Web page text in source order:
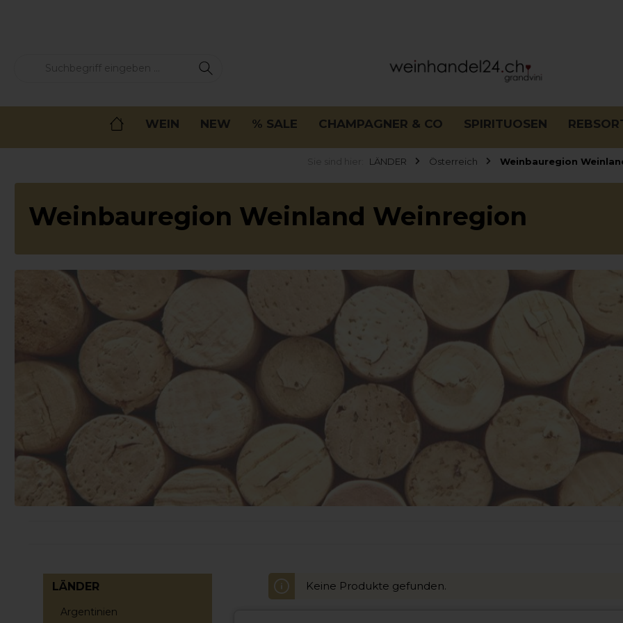
WEIN NEW % SALE CHAMPAGNER & CO SPIRITUOSEN
LÄNDER Österreich Weinbauregion
Weinbauregion Weinland Weinregion
LÄNDER
Argentinien
Keine Produkte gefunden.